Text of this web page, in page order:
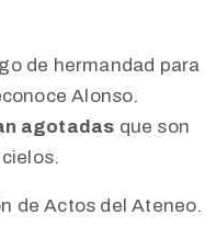
de hermandad para
Alonso.
agotadas que son
de Actos del Ateneo.